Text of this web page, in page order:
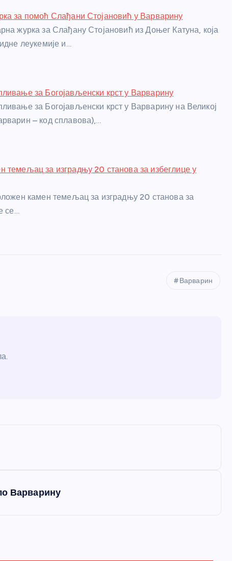
за помоћ Слађани Стојановић у Варварину
журка за Слађану Стојановић из Доњег Катуна, која
леукемије и…
за Богојављенски крст у Варварину
за Богојављенски крст у Варварину на Великој
– код сплавова),…
темељац за изградњу 20 станова за избеглице у
камен темељац за изградњу 20 станова за
се…
Варварин
Варварину